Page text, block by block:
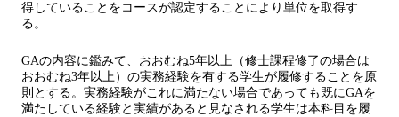
得していることをコースが認定することにより単位を取得す
る。
GAの内容に鑑みて、おおむね5年以上（修士課程修了の場合は
おおむね3年以上）の実務経験を有する学生が履修することを原
則とする。実務経験がこれに満たない場合であっても既にGAを
満たしている経験と実績があると見なされる学生は本科目を履